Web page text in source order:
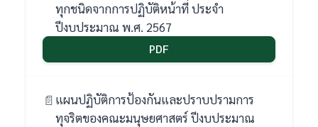
ทุกชนิดจากการปฏิบัติหน้าที่ ประจำ
ปีงบประมาณ พ.ศ. 2567
PDF
แผนปฏิบัติการป้องกันและปราบปรามการ
ทุจริตของคณะมนุษยศาสตร์ ปีงบประมาณ